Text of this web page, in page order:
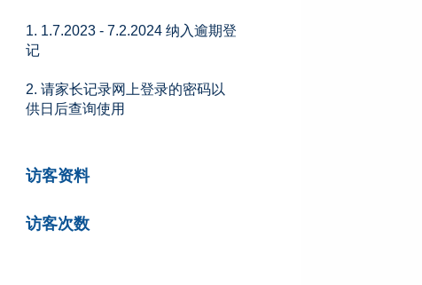
1. 1.7.2023 - 7.2.2024 纳入逾期登
记
2. 请家长记录网上登录的密码以
供日后查询使用
访客资料
访客次数